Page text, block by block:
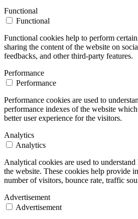
Functional
Functional
Functional cookies help to perform
sharing the content of the website on
feedbacks, and other third-party features.
Performance
Performance
Performance cookies are used to
performance indexes of the website
better user experience for the visitors.
Analytics
Analytics
Analytical cookies are used to
the website. These cookies help provide
number of visitors, bounce rate, traffic
Advertisement
Advertisement